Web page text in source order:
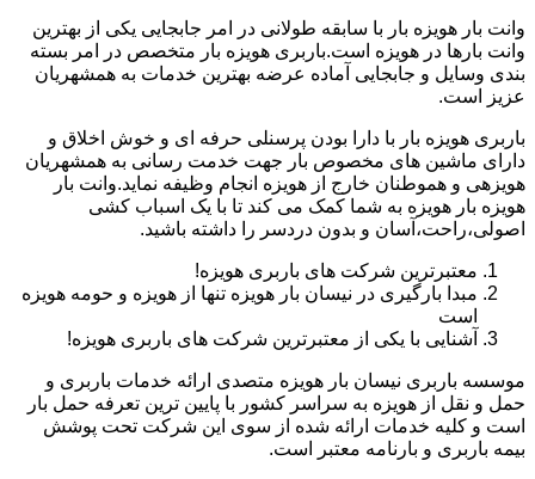
وانت بار هویزه بار با سابقه طولانی در امر جابجایی یکی از بهترین
وانت بارها در هویزه است.باربری هویزه بار متخصص در امر بسته
بندی وسایل و جابجایی آماده عرضه بهترین خدمات به همشهریان
عزیز است.
باربری هویزه بار با دارا بودن پرسنلی حرفه ای و خوش اخلاق و
دارای ماشین های مخصوص بار جهت خدمت رسانی به همشهریان
هویزهی و هموطنان خارج از هویزه انجام وظیفه نماید.وانت بار
هویزه بار هویزه به شما کمک می کند تا با یک اسباب کشی
اصولی،راحت،آسان و بدون دردسر را داشته باشید.
معتبرترین شرکت های باربری هویزه!
مبدا بارگیری در نیسان بار هویزه تنها از هویزه و حومه هویزه
است
آشنایی با یکی از معتبرترین شرکت های باربری هویزه!
موسسه باربری نیسان بار هویزه متصدی ارائه خدمات باربری و
حمل و نقل از هویزه به سراسر کشور با پایین ترین تعرفه حمل بار
است و کلیه خدمات ارائه شده از سوی این شرکت تحت پوشش
بیمه باربری و بارنامه معتبر است.